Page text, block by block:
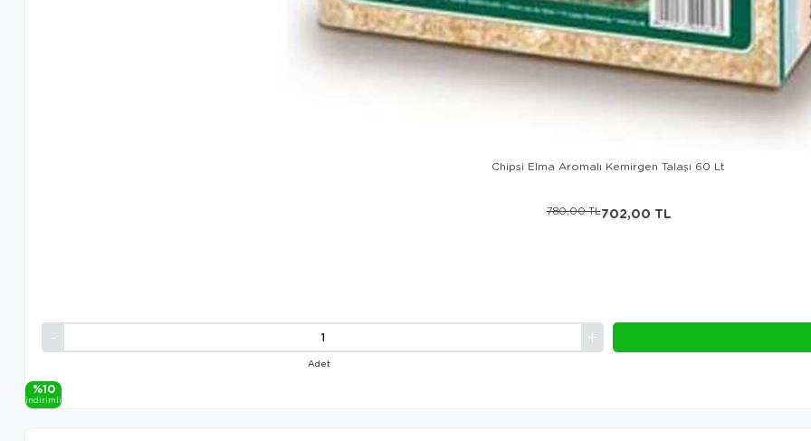
Chipsi Elma Aromalı Kemirgen Talaşı 60 Lt
Adet
702,00 TL
780,00 TL
%10
i̇ndi̇ri̇mli̇